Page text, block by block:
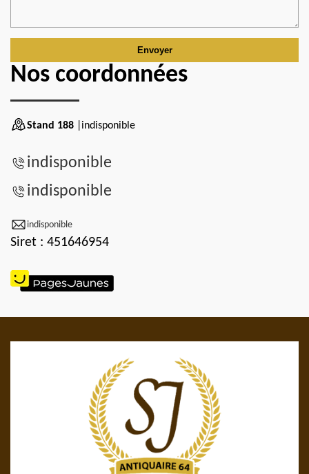
Nos coordonnées
Stand 188 |indisponible
indisponible
indisponible
indisponible
Siret : 451646954